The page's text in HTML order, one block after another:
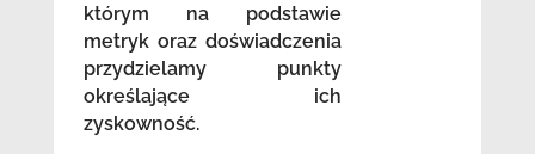
którym na podstawie
metryk oraz doświadczenia
przydzielamy punkty
określające ich
zyskowność.